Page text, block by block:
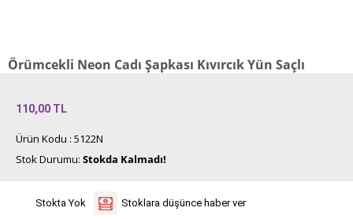
Örümcekli Neon Cadı Şapkası Kıvırcık Yün Saçlı
110,00 TL
Ürün Kodu : 5122N
Stok Durumu: Stokda Kalmadı!
Stokta Yok Stoklara düşünce haber ver